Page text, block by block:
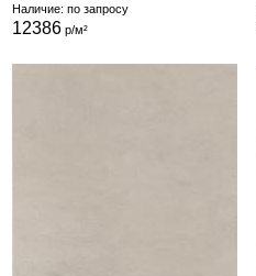
Наличие: по запросу
12386р/м²